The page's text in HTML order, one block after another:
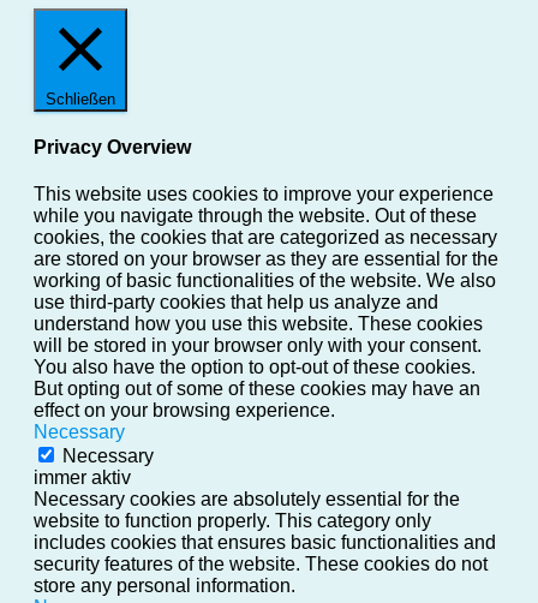
Schließen
Privacy Overview
This website uses cookies to improve your experience
while you navigate through the website. Out of these
cookies, the cookies that are categorized as necessary
are stored on your browser as they are essential for the
working of basic functionalities of the website. We also
use third-party cookies that help us analyze and
understand how you use this website. These cookies
will be stored in your browser only with your consent.
You also have the option to opt-out of these cookies.
But opting out of some of these cookies may have an
effect on your browsing experience.
Necessary
Necessary
immer aktiv
Necessary cookies are absolutely essential for the
website to function properly. This category only
includes cookies that ensures basic functionalities and
security features of the website. These cookies do not
store any personal information.